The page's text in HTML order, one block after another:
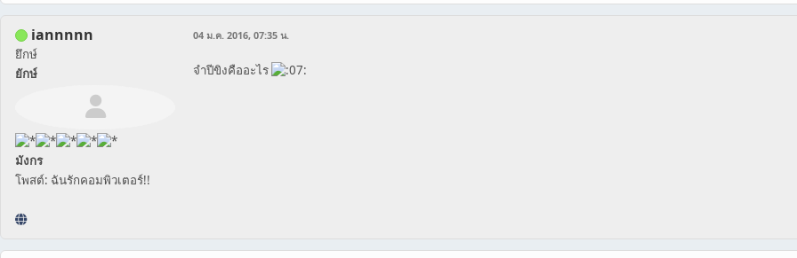
iannnnn
ยึกษ์
ยักษ์
มังกร
โพสต์: ฉันรักคอมพิวเตอร์!!
04 ม.ค. 2016, 07:35 น.
จำปีขิงคืออะไร